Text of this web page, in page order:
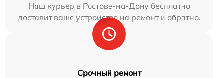
Наш курьер в Ростове-на-Дону бесплатно
доставит ваше устройство на ремонт и обратно.
Срочный ремонт